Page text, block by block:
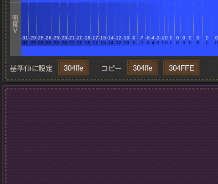
明
度
V
-31
-31
-29
-29
-28
-28
-26
-26
-25
-25
-23
-23
-21
-21
-20
-20
-18
-18
-17
-17
-15
-15
-14
-14
-12
-12
-10
-10
-9
-9
-7
-7
-6
-6
-4
-4
-3
-3
-1
-1
0
0
0
0
0
0
0
0
0
0
0
0
0
0
0
0
基準値に設定 304ffe コピー 304ffe 304FFE